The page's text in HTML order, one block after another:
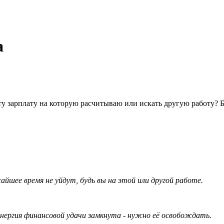
зарплату на которую расчитываю или искать другую работу?
время не уйдут, будь вы на этой или другой работе.
финансовой удачи замкнута - нужно её освобождать.